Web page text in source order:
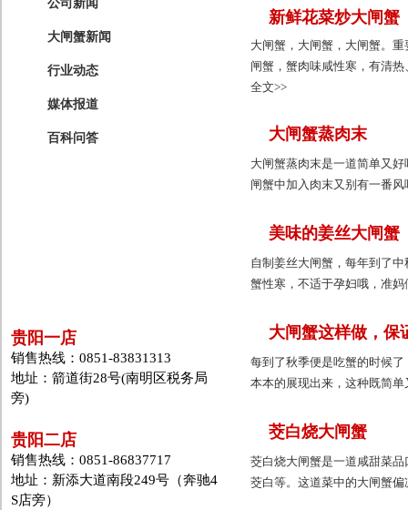
公司新闻
大闸蟹新闻
行业动态
媒体报道
百科问答
贵阳一店
销售热线：0851-83831313
地址：箭道街28号(南明区税务局
旁)
贵阳二店
销售热线：0851-86837717
地址：新添大道南段249号（奔驰4
S店旁）
新鲜花菜炒大闸蟹
大闸蟹，大闸蟹，大闸蟹。
闸蟹，蟹肉味咸性寒，有清
全文>>
大闸蟹蒸肉末
大闸蟹蒸肉末是一道简单又
闸蟹中加入肉末又别有一番
美味的姜丝大闸蟹
自制姜丝大闸蟹，每年到了
蟹性寒，不适于孕妇哦，准
大闸蟹这样做，保
每到了秋季便是吃蟹的时候
本本的展现出来，这种既简
茭白烧大闸蟹
茭白烧大闸蟹是一道咸甜菜
茭白等。这道菜中的大闸蟹